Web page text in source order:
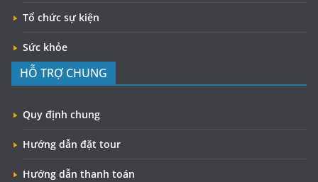
Tổ chức sự kiện
Sức khỏe
HỖ TRỢ CHUNG
Quy định chung
Hướng dẫn đặt tour
Hướng dẫn thanh toán